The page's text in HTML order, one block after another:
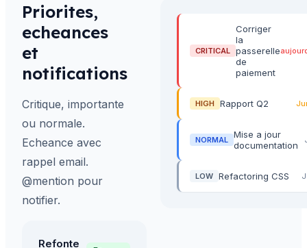
Priorites,
echeances
et
notifications
Critique, importante
ou normale.
Echeance avec
rappel email.
@mention pour
notifier.
CRITICAL
Corriger
la
passerelle
de
paiement
HIGH Rapport Q2
NORMAL Mise a jour
documentation
LOW Refactoring CSS
Refonte